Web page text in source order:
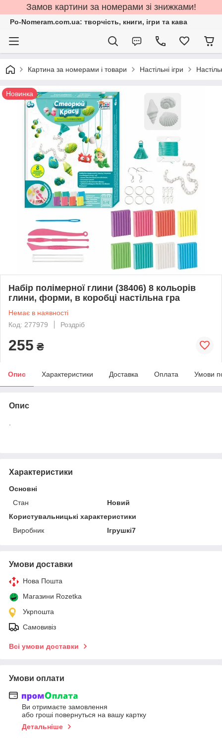
Замов картини за номерами зі знижками!
Po-Nomeram.com.ua: творчість, книги, ігри та кава
Картина за номерами і товари Настільні ігри
Новинка
Набір полімерної глини (38406) 8 кольорів
глини, форми, в коробці настільна гра
Немає в наявності
Код: 277979
Роздріб
255 ₴
Опис Характеристики Доставка Оплата Умови
Опис
Характеристики
Основні
Стан
Новий
Користувальницькі характеристики
Виробник
Ігрушкі7
Умови доставки
Нова Пошта
Магазини Rozetka
Укрпошта
Самовивіз
Всі умови доставки
Умови оплати
Ви отримаєте замовлення
або гроші повернуться на вашу картку
Детальніше